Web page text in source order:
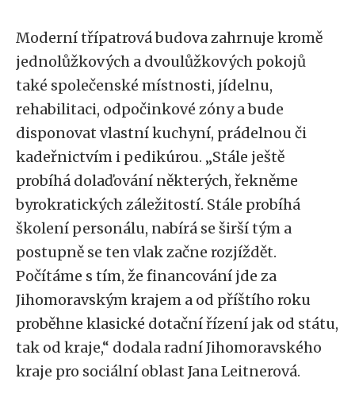
Moderní třípatrová budova zahrnuje kromě
jednolůžkových a dvoulůžkových pokojů
také společenské místnosti, jídelnu,
rehabilitaci, odpočinkové zóny a bude
disponovat vlastní kuchyní, prádelnou či
kadeřnictvím i pedikúrou. „Stále ještě
probíhá dolaďování některých, řekněme
byrokratických záležitostí. Stále probíhá
školení personálu, nabírá se širší tým a
postupně se ten vlak začne rozjíždět.
Počítáme s tím, že financování jde za
Jihomoravským krajem a od příštího roku
proběhne klasické dotační řízení jak od státu,
tak od kraje,“ dodala radní Jihomoravského
kraje pro sociální oblast Jana Leitnerová.